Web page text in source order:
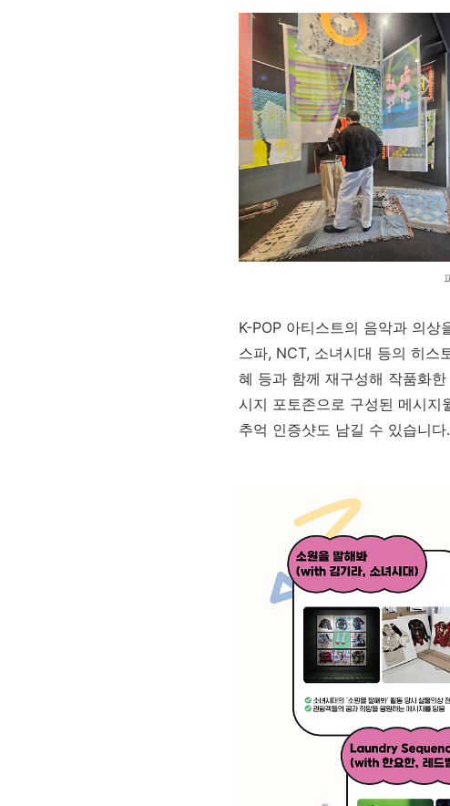
K-POP 아티스트의 음악과 의상
스파, NCT, 소녀시대 등의 히스
혜 등과 함께 재구성해 작품화
시지 포토존으로 구성된 메시지
추억 인증샷도 남길 수 있습니다.